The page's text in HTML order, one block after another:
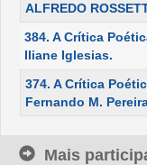
ALFREDO
384. A Crítica
Iliane Iglesias.
374. A Crítica
Fernando M.
Mais